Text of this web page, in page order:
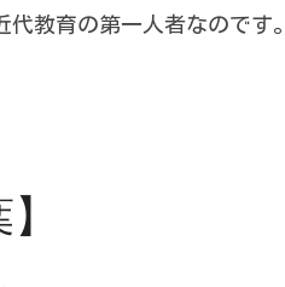
代教育の第一人者なのです